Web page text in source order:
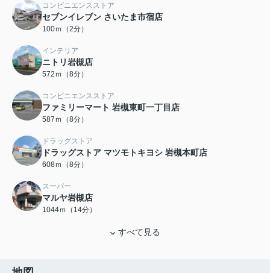
コンビニエンスストア
セブンイレブン さいたま市宿店
100ｍ（2分）
インテリア
ニトリ岩槻店
572ｍ（8分）
コンビニエンスストア
ファミリーマート 岩槻東町一丁目店
587ｍ（8分）
ドラッグストア
ドラッグストア マツモトキヨシ 岩槻本町店
608ｍ（8分）
スーパー
マルヤ岩槻店
1044ｍ（14分）
すべて見る